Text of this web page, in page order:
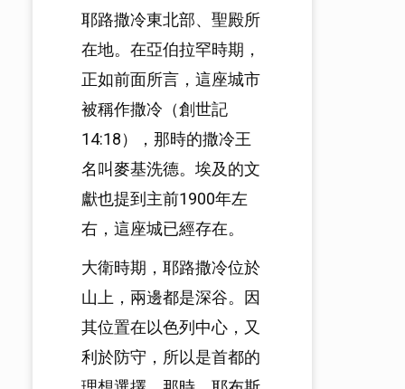
耶路撒冷東北部、聖殿所
在地。在亞伯拉罕時期，
正如前面所言，這座城市
被稱作撒冷（創世記
14:18），那時的撒冷王
名叫麥基洗德。埃及的文
獻也提到主前1900年左
右，這座城已經存在。
大衛時期，耶路撒冷位於
山上，兩邊都是深谷。因
其位置在以色列中心，又
利於防守，所以是首都的